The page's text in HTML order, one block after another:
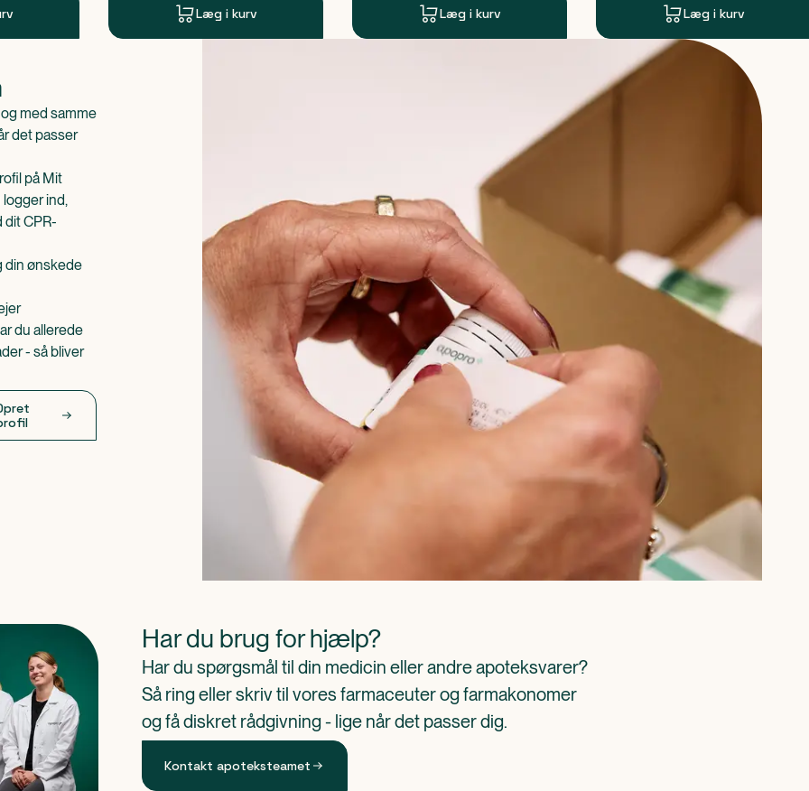
Læg i kurv Læg i kurv Læg i kurv
med samme
det passer
på Mit
ind,
dit CPR-
din ønskede
du allerede
- så bliver
Har du brug for hjælp?
Har du spørgsmål til din medicin eller andre apoteksvarer?
Så ring eller skriv til vores farmaceuter og farmakonomer
og få diskret rådgivning - lige når det passer dig.
Kontakt apoteksteamet